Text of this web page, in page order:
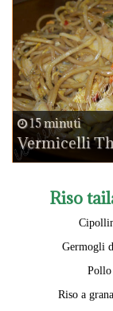
15 minuti
Vermicelli
Riso
Germogli
Pollo
Riso a